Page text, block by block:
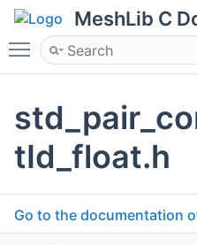
MeshLib C
Toggle main menu
tId_float.h
Go to the documentation